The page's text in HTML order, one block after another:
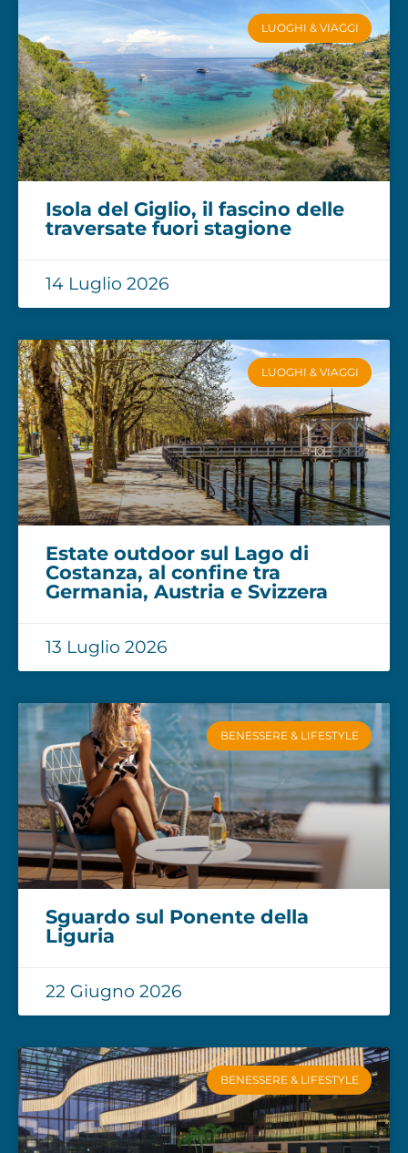
LUOGHI & VIAGGI
Isola del Giglio, il fascino delle
traversate fuori stagione
14 Luglio 2026
LUOGHI & VIAGGI
Estate outdoor sul Lago di
Costanza, al confine tra
Germania, Austria e Svizzera
13 Luglio 2026
BENESSERE & LIFESTYLE
Sguardo sul Ponente della
Liguria
22 Giugno 2026
BENESSERE & LIFESTYLE